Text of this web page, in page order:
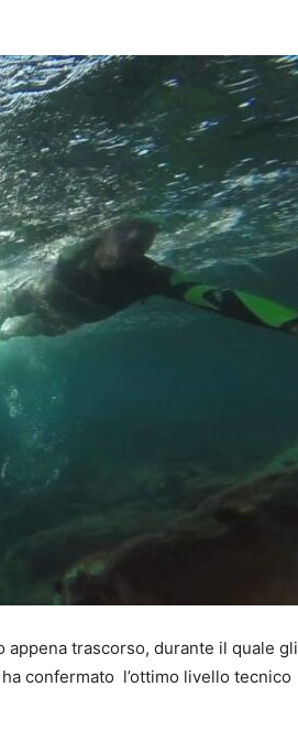
trascorso, durante il quale gli
confermato l’ottimo livello tecnico